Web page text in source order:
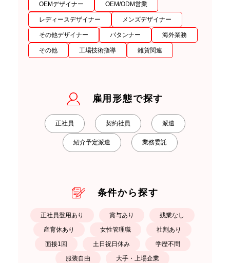
OEMデザイナー OEM/ODM営業
レディースデザイナー メンズデザイナー
その他デザイナー パタンナー 海外業務
その他 工場技術指導 雑貨関連
雇用形態で探す
正社員 契約社員 派遣
紹介予定派遣 業務委託
条件から探す
正社員登用あり 賞与あり
残業なし
産育休あり
女性管理職
社割あり
面接1回
土日祝日休み
学歴不問
服装自由
大手・上場企業